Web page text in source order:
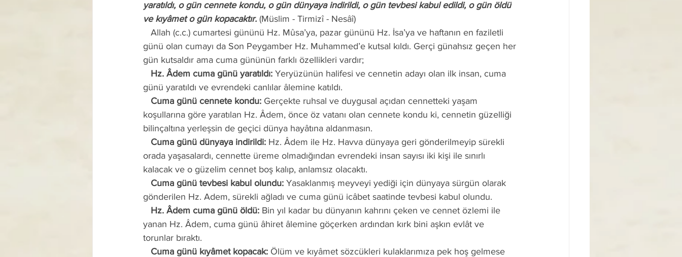
yaratıldı, o gün cennete kondu, o gün dünyaya indirildi, o gün tevbesi kabul edildi, o gün öldü
ve kıyâmet o gün kopacaktır. (Müslim - Tirmizî - Nesâî)
günü olan cumayı da Son Peygamber Hz. Muhammed’e kutsal kıldı. Gerçi günahsız geçen her
gün kutsaldır ama cuma gününün farklı özellikleri vardır;
   Hz. Âdem cuma günü yaratıldı:
Yeryüzünün halifesi ve cennetin adayı olan ilk insan, cuma
günü yaratıldı ve evrendeki canlılar âlemine katıldı.
   Cuma günü cennete kondu:
Gerçekte ruhsal ve duygusal açıdan cennetteki yaşam
koşullarına göre yaratılan Hz. Âdem, önce öz vatanı olan cennete kondu ki, cennetin güzelliği
bilinçaltına yerleşsin de geçici dünya hayâtına aldanmasın.
   Cuma günü dünyaya indirildi:
Hz. Âdem ile Hz. Havva dünyaya geri gönderilmeyip sürekli
orada yaşasalardı, cennette üreme olmadığından evrendeki insan sayısı iki kişi ile sınırlı
kalacak ve o güzelim cennet boş kalıp, anlamsız olacaktı.
   Cuma günü tevbesi kabul olundu:
Yasaklanmış meyveyi yediği için dünyaya sürgün olarak
gönderilen Hz. Adem, sürekli ağladı ve cuma günü icâbet saatinde tevbesi kabul olundu.
   Hz. Âdem cuma günü öldü:
Bin yıl kadar bu dünyanın kahrını çeken ve cennet özlemi ile
yanan Hz. Âdem, cuma günü âhiret âlemine göçerken ardından kırk bini aşkın evlât ve
torunlar bıraktı.
   Cuma günü kıyâmet kopacak:
Ölüm ve kıyâmet sözcükleri kulaklarımıza pek hoş gelmese